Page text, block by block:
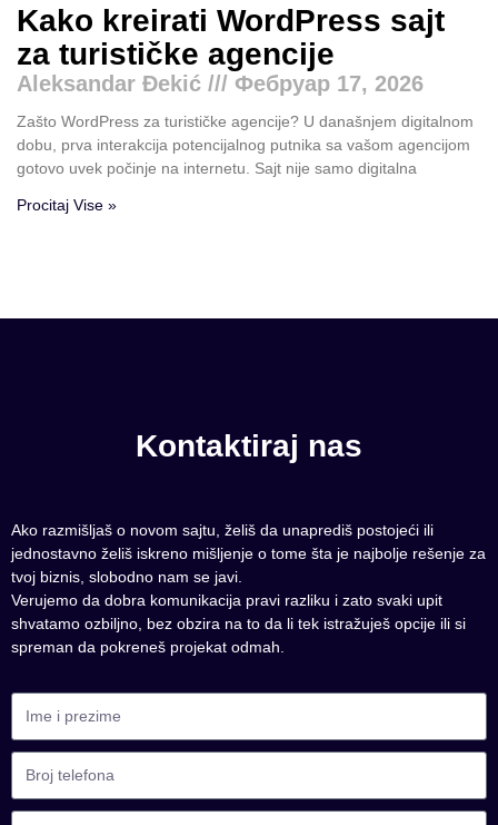
Kako kreirati WordPress sajt
za turističke agencije
Aleksandar Đekić Фебруар 17, 2026
Zašto WordPress za turističke agencije? U današnjem digitalnom
dobu, prva interakcija potencijalnog putnika sa vašom agencijom
gotovo uvek počinje na internetu. Sajt nije samo digitalna
Procitaj Vise »
Kontaktiraj nas
Ako razmišljaš o novom sajtu, želiš da unaprediš postojeći ili
jednostavno želiš iskreno mišljenje o tome šta je najbolje rešenje za
tvoj biznis, slobodno nam se javi.
Verujemo da dobra komunikacija pravi razliku i zato svaki upit
shvatamo ozbiljno, bez obzira na to da li tek istražuješ opcije ili si
spreman da pokreneš projekat odmah.